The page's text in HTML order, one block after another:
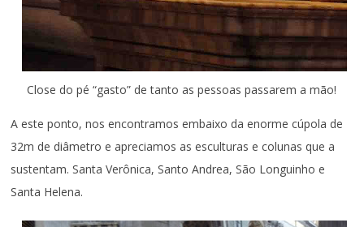
Close do pé “gasto” de tanto as pessoas passarem a mão!
A este ponto, nos encontramos embaixo da enorme cúpola de
32m de diâmetro e apreciamos as esculturas e colunas que a
sustentam. Santa Verônica, Santo Andrea, São Longuinho e
Santa Helena.